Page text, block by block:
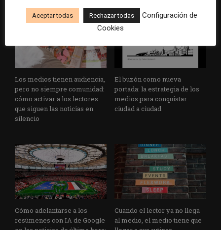
Los medios tienen audiencia,
pero no siempre comunidad:
cómo activar a los lectores
que siguen las noticias en
silencio
El buzón como nueva
portada: la estrategia de los
medios para conquistar
ciudad a ciudad
Cómo adelantarse a los
resúmenes con IA de Google
Cuando el lector ya no llega
al medio, el medio tiene que
Aceptar todas Rechazar todas
Configuración de
Cookies